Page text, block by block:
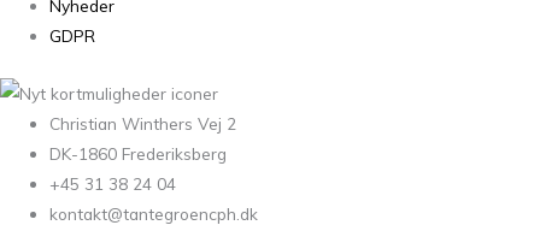
Nyheder
GDPR
Christian Winthers Vej 2
DK-1860 Frederiksberg
+45 31 38 24 04
kontakt@tantegroencph.dk